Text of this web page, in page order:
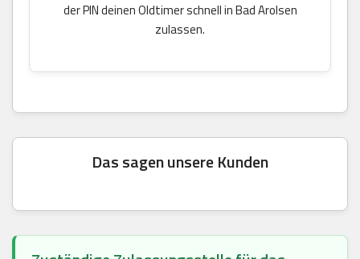
der PIN deinen Oldtimer schnell in Bad Arolsen
zulassen.
Das sagen unsere Kunden